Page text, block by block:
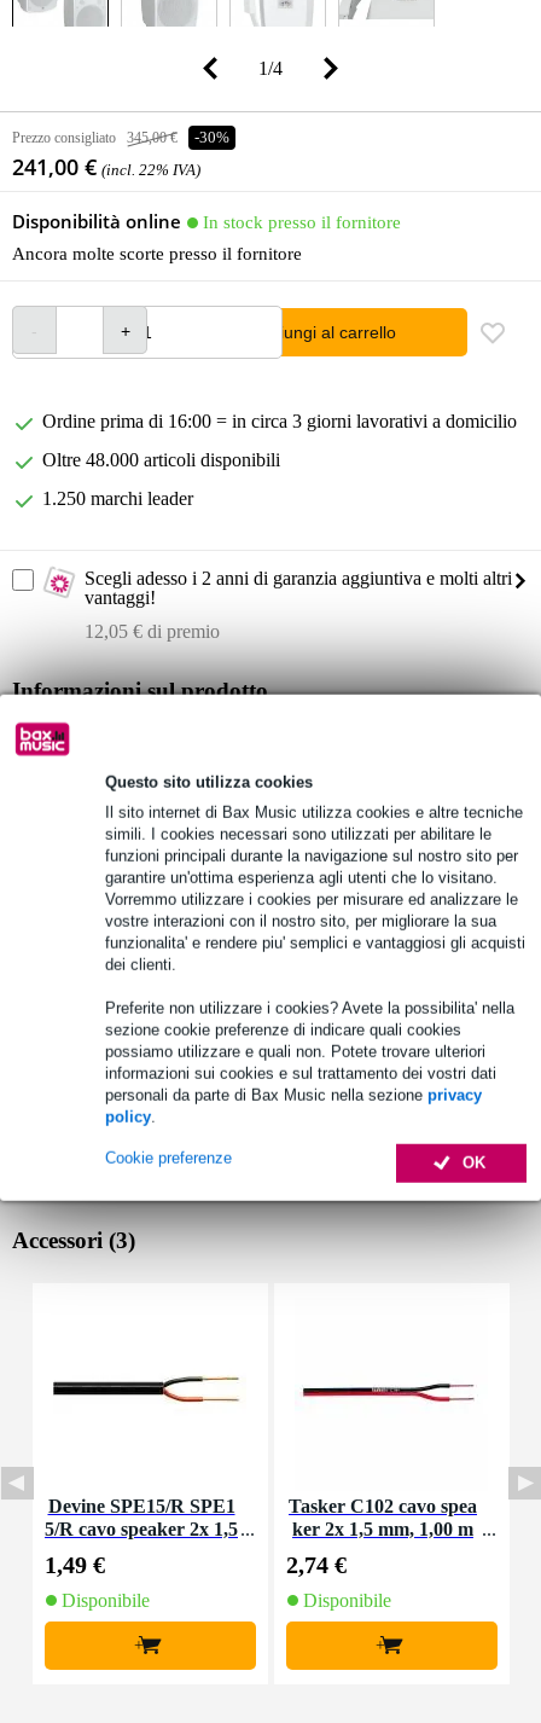
Questo sito utilizza cookies
Il sito internet di Bax Music utilizza cookies e altre tecniche
simili. I cookies necessari sono utilizzati per abilitare le
funzioni principali durante la navigazione sul nostro sito per
garantire un'ottima esperienza agli utenti che lo visitano.
Vorremmo utilizzare i cookies per misurare ed analizzare le
vostre interazioni con il nostro sito, per migliorare la sua
funzionalita' e rendere piu' semplici e vantaggiosi gli acquisti
dei clienti.
Preferite non utilizzare i cookies? Avete la possibilita' nella
sezione cookie preferenze di indicare quali cookies
possiamo utilizzare e quali non. Potete trovare ulteriori
informazioni sui cookies e sul trattamento dei vostri dati
personali da parte di Bax Music nella sezione privacy
policy.
OK
Cookie preferenze
1/4
Prezzo consigliato 345,00 € -30%
241,00 € (incl. 22% IVA)
Disponibilità online
In stock presso il fornitore
Ancora molte scorte presso il fornitore
Aggiungi al carrello
Ordine prima di 16:00 = in circa 3 giorni lavorativi a domicilio
Oltre 48.000 articoli disponibili
1.250 marchi leader
Scegli adesso i 2 anni di garanzia aggiuntiva e molti altri
vantaggi!
12,05 € di premio
Informazioni sul prodotto
sistema di altoparlanti passivi 100 V
Potenza RMS: 80 watt
Specifiche complete
Vedi anche (1)
Accessori (3)
Devine SPE15/R SPE1
5/R cavo speaker 2x 1,5
1,49 €
Disponibile
+
Tasker C102 cavo spea
ker 2x 1,5 mm, 1,00 m
2,74 €
Disponibile
+